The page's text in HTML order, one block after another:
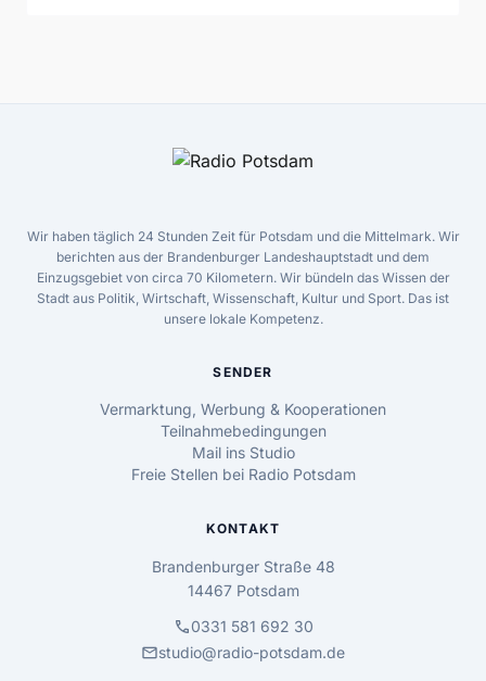
Wir haben täglich 24 Stunden Zeit für Potsdam und die Mittelmark. Wir
berichten aus der Brandenburger Landeshauptstadt und dem
Einzugsgebiet von circa 70 Kilometern. Wir bündeln das Wissen der
Stadt aus Politik, Wirtschaft, Wissenschaft, Kultur und Sport. Das ist
unsere lokale Kompetenz.
SENDER
Vermarktung, Werbung & Kooperationen
Teilnahmebedingungen
Mail ins Studio
Freie Stellen bei Radio Potsdam
KONTAKT
Brandenburger Straße 48
14467 Potsdam
call0331 581 692 30
mailstudio@radio-potsdam.de